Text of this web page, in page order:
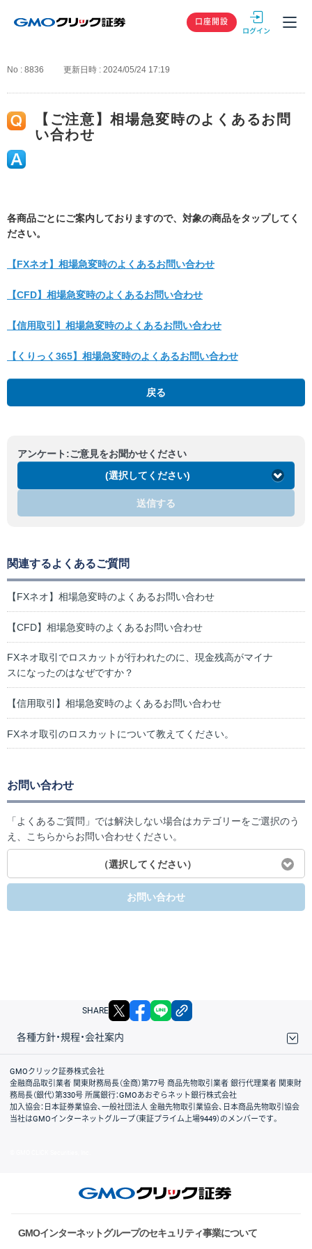
GMOクリック
口座開設
No : 8836 更新日時 : 2024/05/24 17:19
【ご注意】相場急変時のよくあるお問
い合わせ
各商品ごとにご案内しておりますので、対象の商品をタップしてく
ださい。
【FXネオ】相場急変時のよくあるお問い合わせ
【CFD】相場急変時のよくあるお問い合わせ
【信用取引】相場急変時のよくあるお問い合わせ
【くりっく365】相場急変時のよくあるお問い合わせ
戻る
アンケート:ご意見をお聞かせください
(選択してください)
送信する
関連するよくあるご質問
【FXネオ】相場急変時のよくあるお問い合わせ
【CFD】相場急変時のよくあるお問い合わせ
FXネオ取引でロスカットが行われたのに、現金残高がマイナ
スになったのはなぜですか？
【信用取引】相場急変時のよくあるお問い合わせ
FXネオ取引のロスカットについて教えてください。
お問い合わせ
「よくあるご質問」では解決しない場合はカテゴリーをご選択のう
え、こちらからお問い合わせください。
（選択してください）
お問い合わせ
SHARE X facebook
各種方針・規程・会社案内
取引規程・約款
サイトマップ
その他のご案内
個人情報保護方針
最良執行方針
サイトのご利用について
ディスクレイマー
信託保全
リスク説明
会社案内
GMOクリック証券株式会社
金融商品取引業者 関東財務局長（金商）第77号 商品先物取引業者 銀行代理業者 関東財
務局長（銀代）第330号 所属銀行：GMOあおぞらネット銀行株式会社
加入協会：日本証券業協会、一般社団法人 金融先物取引業協会、日本商品先物取引協会
当社はGMOインターネットグループ（東証プライム上場9449）のメンバーです。
GMOインターネットグループのセキュリティ事業について